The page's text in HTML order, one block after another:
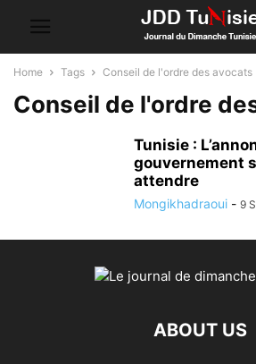
Home Tags Conseil de l'ordre des avocats
Conseil de l'ordre
Tunisie :
gouvernement
attendre
Mongikhadraoui - 9
ABOUT US